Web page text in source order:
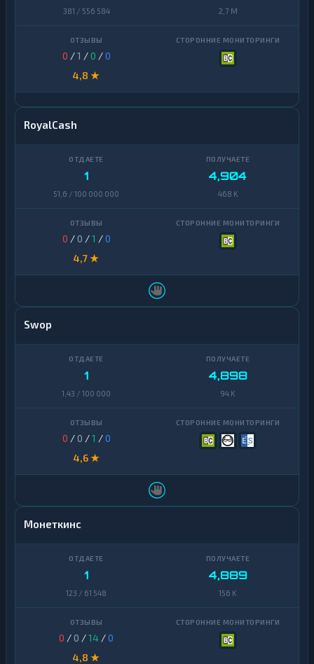
381 / 556 584 2,7 M
0 /1 /0 /0
4,8 ★
RoyalCash
1
51,6 / 100 000 000
4,904
468 K
0 / 0 /1 /0
4,7 ★
Swop
1
1,43 / 100 000
4,898
94 K
0 / 0 /1 /0
4,6 ★
Монеткинс
1
123 / 61 548
4,889
156 K
0 / 0 /14 /0
4,8 ★